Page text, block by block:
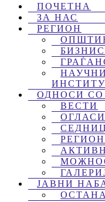
ПОЧЕТНА
ЗА НАС
РЕГИОН
ОДНОСИ СО
ВЕСТИ
ОГЛАСИ
ЈАВНИ